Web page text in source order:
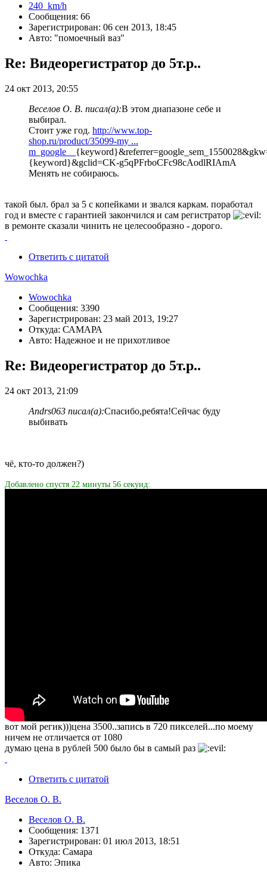
240_km/h
Сообщения: 66
Зарегистрирован: 06 сен 2013, 18:45
Авто: "помоечный ваз"
Re: Видеорегистратор до 5т.р..
24 окт 2013, 20:55
Веселов О. В. писал(а):В этом диапазоне себе и
выбирал.
Стоит уже год. http://www.top-
shop.ru/product/35099-my ...
m_google__
{keyword}&gclid=CK-g5qPFrboCFc98cAodlRIAmA
Менять не собираюсь.
такой был. брал за 5 с копейками и звался каркам. поработал
год и вместе с гарантией закончился и сам регистратор
в ремонте сказали чинить не целесообразно - дорого.
Ответить с цитатой
Wowochka
Wowochka
Сообщения: 3390
Зарегистрирован: 23 май 2013, 19:27
Откуда: САМАРА
Авто: Надежное и не прихотливое
Re: Видеорегистратор до 5т.р..
24 окт 2013, 21:09
Andrs063 писал(а):Спасибо,ребята!Сейчас буду
выбивать
чё, кто-то должен?)
Добавлено спустя 22 минуты 56 секунд:
вот мой регик)))цена 3500..запись в 720 пикселей...по моему
ничем не отличается от 1080
думаю цена в рублей 500 было бы в самый раз
Ответить с цитатой
Веселов О. В.
Веселов О. В.
Сообщения: 1371
Зарегистрирован: 01 июл 2013, 18:51
Откуда: Самара
Авто: Эпика